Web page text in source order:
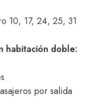
10, 17, 24, 25, 31
habitación doble:
por salida